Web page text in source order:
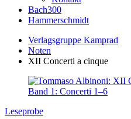
Bach300
Hammerschmidt
Verlagsgruppe Kamprad
Noten
XII Concerti a cinque
Leseprobe